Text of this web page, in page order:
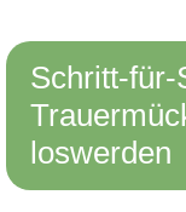
Schritt-für-
loswerden